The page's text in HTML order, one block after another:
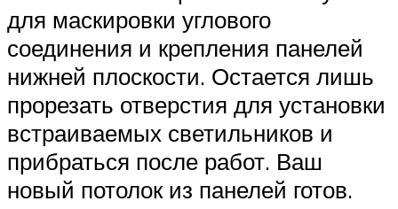
для маскировки углового
соединения и крепления панелей
нижней плоскости. Остается лишь
прорезать отверстия для установки
встраиваемых светильников и
прибраться после работ. Ваш
новый потолок из панелей готов.